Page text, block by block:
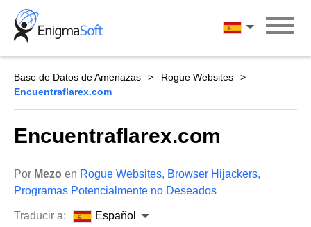
Skip
content
Español
Base de Datos de Amenazas
Rogue Websites
Encuentraflarex.com
Encuentraflarex.com
Por Mezo en Rogue Websites, Browser Hijackers,
Programas Potencialmente no Deseados
Traducir a: Español